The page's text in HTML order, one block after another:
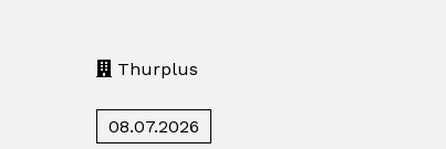
Thurplus
08.07.2026